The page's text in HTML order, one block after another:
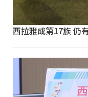
西拉雅成第17族 仍